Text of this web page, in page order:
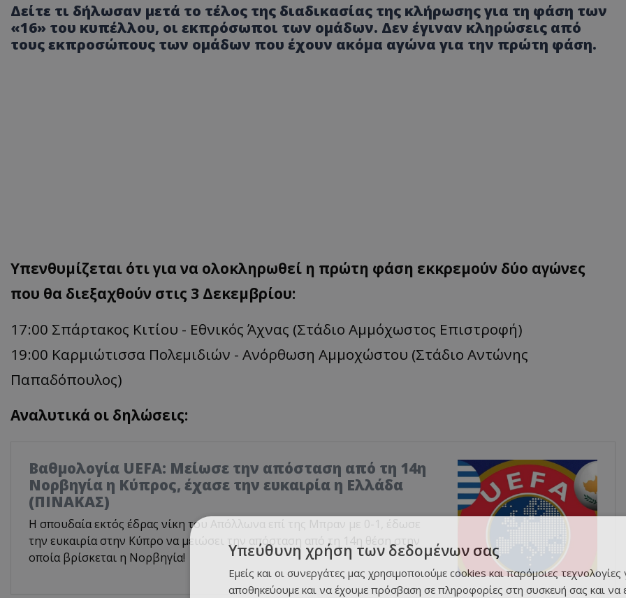
Δείτε τι δήλωσαν μετά το τέλος της διαδικασίας της κλήρωσης για τη φάση των
«16» του κυπέλλου, οι εκπρόσωποι των ομάδων. Δεν έγιναν κληρώσεις από
τους εκπροσώπους των ομάδων που έχουν ακόμα αγώνα για την πρώτη φάση.
Υπενθυμίζεται ότι για να ολοκληρωθεί η πρώτη φάση εκκρεμούν δύο αγώνες
που θα διεξαχθούν στις 3 Δεκεμβρίου:
17:00 Σπάρτακος Κιτίου - Εθνικός Άχνας (Στάδιο Αμμόχωστος Επιστροφή)
19:00 Καρμιώτισσα Πολεμιδιών - Ανόρθωση Αμμοχώστου (Στάδιο Αντώνης
Παπαδόπουλος)
Αναλυτικά οι δηλώσεις:
Βαθμολογία UEFA: Μείωσε την απόσταση από τη 14η
Νορβηγία η Κύπρος, έχασε την ευκαιρία η Ελλάδα
(ΠΙΝΑΚΑΣ)
Η σπουδαία εκτός έδρας νίκη του Απόλλωνα επί της Μπραν με 0-1, έδωσε
την ευκαιρία στην Κύπρο να μειώσει την απόσταση από τη 14η θέση στην
οποία βρίσκεται η Νορβηγία!
Υπεύθυνη χρήση των δεδομένων σας
Εμείς και οι συνεργάτες μας χρησιμοποιούμε cookies και παρόμοιες τεχνολογίες
αποθηκεύουμε και να έχουμε πρόσβαση σε πληροφορίες στη συσκευή σας και να